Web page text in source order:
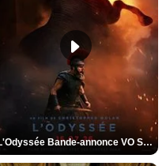
L'Odyssée Bande-annonce VO STFR